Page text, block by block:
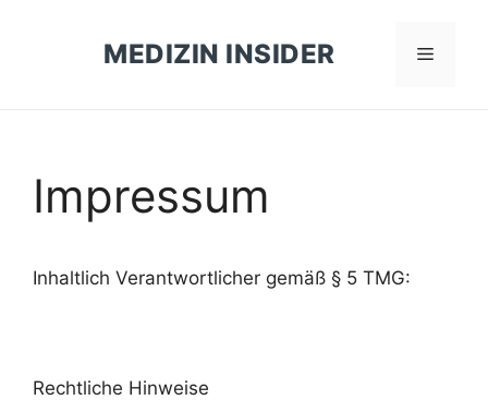
MEDIZIN INSIDER Menü
Impressum
Inhaltlich Verantwortlicher gemäß § 5 TMG:
Rechtliche Hinweise